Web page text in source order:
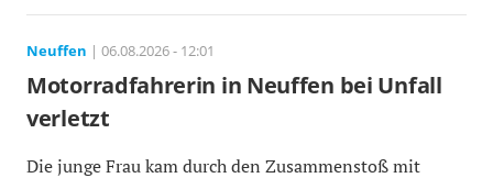
Neuffen | 06.08.2026 - 12:01
Motorradfahrerin in Neuffen bei Unfall
verletzt
Die junge Frau kam durch den Zusammenstoß mit